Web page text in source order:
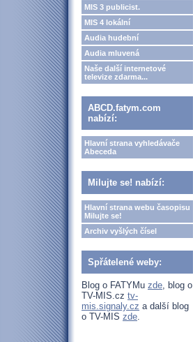
MIS 3 publicist.
MIS 4 lokální
Audia hudební
Audia mluvená
Naše další internetové
televize zdarma...
ABCD.fatym.com
nabízí:
Hlavní strana vyhledávače
Abeceda
Milujte se! nabízí:
Hlavní strana webu časopisu
Milujte se!
Archiv vyšlých čísel
Spřátelené weby:
Blog o FATYMu zde, blog o
TV-MIS.cz tv-
mis.signaly.cz a další blog
o TV-MIS zde.